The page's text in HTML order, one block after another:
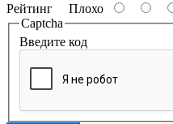
Рейтинг Плохо
Captcha
Введите код